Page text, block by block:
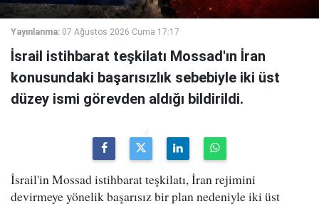
Yayınlanma: 07 Ağustos 2026 Cuma 17:17
İsrail istihbarat teşkilatı Mossad'ın İran
konusundaki başarısızlık sebebiyle iki üst
düzey ismi görevden aldığı bildirildi.
İsrail'in Mossad istihbarat teşkilatı, İran rejimini
devirmeye yönelik başarısız bir plan nedeniyle iki üst